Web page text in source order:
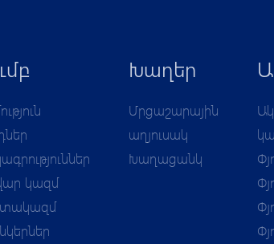
կազմ
Խաղեր
Մրցաշարային
աղյուսակ
Խաղացանկ